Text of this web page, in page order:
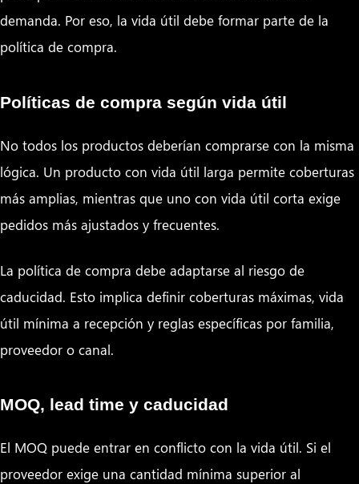
demanda. Por eso, la vida útil debe formar parte de la
política de compra.
Políticas de compra según vida útil
No todos los productos deberían comprarse con la misma
lógica. Un producto con vida útil larga permite coberturas
más amplias, mientras que uno con vida útil corta exige
pedidos más ajustados y frecuentes.
La política de compra debe adaptarse al riesgo de
caducidad. Esto implica definir coberturas máximas, vida
útil mínima a recepción y reglas específicas por familia,
proveedor o canal.
MOQ, lead time y caducidad
El MOQ puede entrar en conflicto con la vida útil. Si el
proveedor exige una cantidad mínima superior al